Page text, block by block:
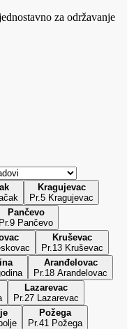
za održavanje
Kragujevac
Pr.5 Kragujevac
Pančevo
Pr.9 Pančevo
Kruševac
Pr.13 Kruševac
Aranđelovac
Pr.18 Arandelovac
Lazarevac
Pr.27 Lazarevac
Požega
Pr.41 Požega